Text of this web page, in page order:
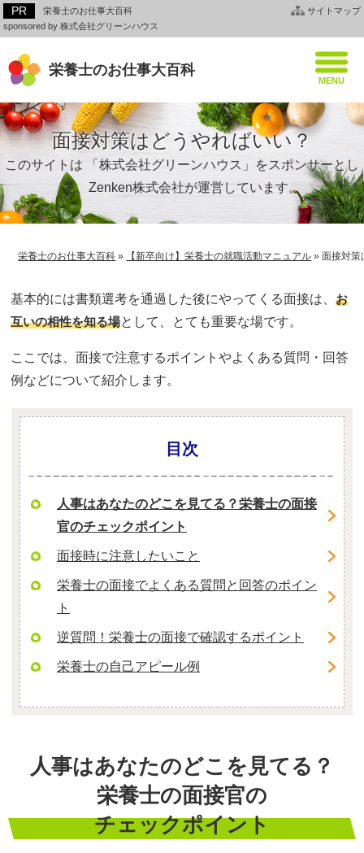
栄養士のお仕事大百科
sponsored by 株式会社グリーンハウス
サイトマップ
栄養士のお仕事大百科
面接対策はどうやればいい？
このサイトは 「株式会社グリーンハウス」をスポンサーとし
て、Zenken株式会社が運営しています。
栄養士のお仕事大百科 » 【新卒向け】栄養士の就職活動マニュアル »面接対策
基本的には書類選考を通過した後にやってくる面接は、お
互いの相性を知る場として、とても重要な場です。
ここでは、面接で注意するポイントやよくある質問・回答
例などについて紹介します。
目次
人事はあなたのどこを見てる？栄養士の面接
官のチェックポイント
面接時に注意したいこと
栄養士の面接でよくある質問と回答のポイン
ト
逆質問！栄養士の面接で確認するポイント
栄養士の自己アピール例
人事はあなたのどこを見てる？
栄養士の面接官の
チェックポイント